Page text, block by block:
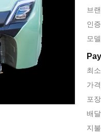
브
인
모
최
가
포
배
지